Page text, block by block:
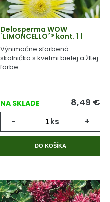
Delosperma WOW
´LIMONCELLO´® kont. 1 l
Výnimočne sfarbená
skalnička s kvetmi bielej a žltej
farbe.
NA SKLADE 8,49 €
- ks +
DO KOŠÍKA